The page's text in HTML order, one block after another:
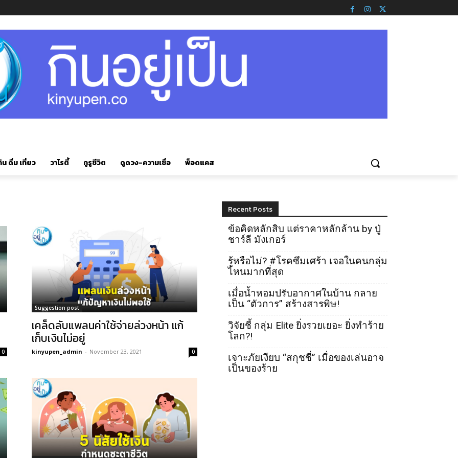
ดื่ม เที่ยว วาไรตี้ กูรูชีวิต ดูดวง-ความเชื่อ พ็อดแคส
0
Suggestion post
เคล็ดลับแพลนค่าใช้จ่ายล่วงหน้า แก้
เก็บเงินไม่อยู่
kinyupen_admin - November 23, 2021 0
Recent Posts
ข้อคิดหลักสิบ แต่ราคาหลักล้าน by ปู่
ชาร์ลี มังเกอร์
รู้หรือไม่? #โรคซึมเศร้า เจอในคนกลุ่ม
ไหนมากที่สุด
เมื่อน้ำหอมปรับอากาศในบ้าน กลาย
เป็น “ตัวการ” สร้างสารพิษ!
วิจัยชี้ กลุ่ม Elite ยิ่งรวยเยอะ ยิ่งทำร้าย
โลก?!
เจาะภัยเงียบ “สกุชชี่” เมื่อของเล่นอาจ
เป็นของร้าย